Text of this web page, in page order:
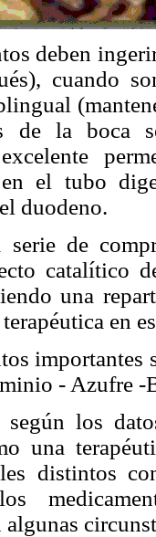
deben
cuando
de la boca
en el tubo
duodeno.
de
catalítico
una
en
- Azufre -
los
una
distintos